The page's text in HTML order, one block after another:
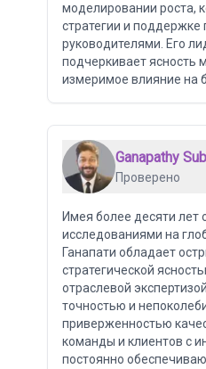
моделировании роста,
стратегии и
руководителями. Его
подчеркивает ясность
измеримое влияние на
Ganapathy
Проверено
Имея более десяти лет
исследованиями на
Ганапати обладает
стратегической
отраслевой
точностью и
приверженностью
команды и клиентов с
постоянно